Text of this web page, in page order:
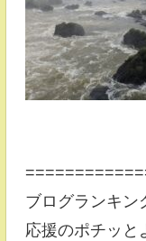
ブログランキン
応援のポチッと